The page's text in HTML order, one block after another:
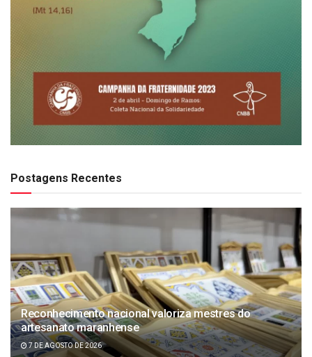
Postagens Recentes
Reconhecimento nacional valoriza mestres do
artesanato maranhense
7 DE AGOSTO DE 2026